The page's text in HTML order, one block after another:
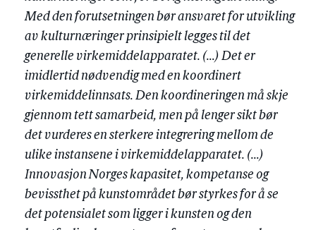
Med den forutsetningen bør ansvaret for utvikling
av kulturnæringer prinsipielt legges til det
generelle virkemiddelapparatet. (…) Det er
imidlertid nødvendig med en koordinert
virkemiddelinnsats. Den koordineringen må skje
gjennom tett samarbeid, men på lenger sikt bør
det vurderes en sterkere integrering mellom de
ulike instansene i virkemiddelapparatet. (…)
Innovasjon Norges kapasitet, kompetanse og
bevissthet på kunstområdet bør styrkes for å se
det potensialet som ligger i kunsten og den